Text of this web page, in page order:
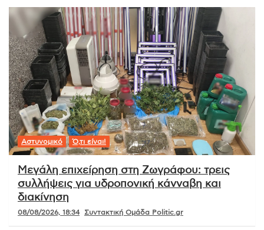
Αστυνομικό Ό,τι είναι!
Μεγάλη επιχείρηση στη Ζωγράφου: τρεις
συλλήψεις για υδροπονική κάνναβη και
διακίνηση
08/08/2026, 18:34 Συντακτική Ομάδα Politic.gr